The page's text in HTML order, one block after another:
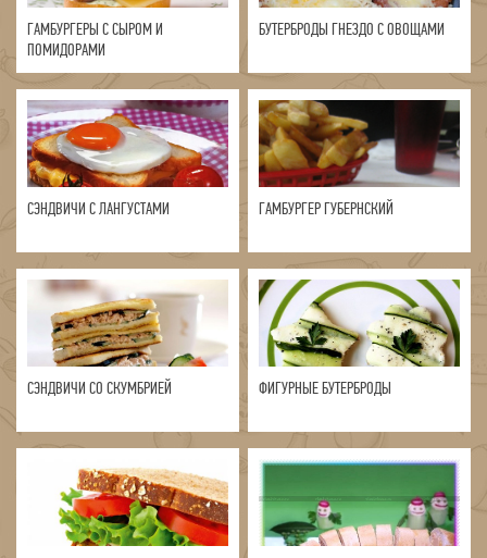
ГАМБУРГЕРЫ С СЫРОМ И
ПОМИДОРАМИ
БУТЕРБРОДЫ ГНЕЗДО С ОВОЩАМИ
СЭНДВИЧИ С ЛАНГУСТАМИ ГАМБУРГЕР ГУБЕРНСКИЙ
СЭНДВИЧИ СО СКУМБРИЕЙ ФИГУРНЫЕ БУТЕРБРОДЫ